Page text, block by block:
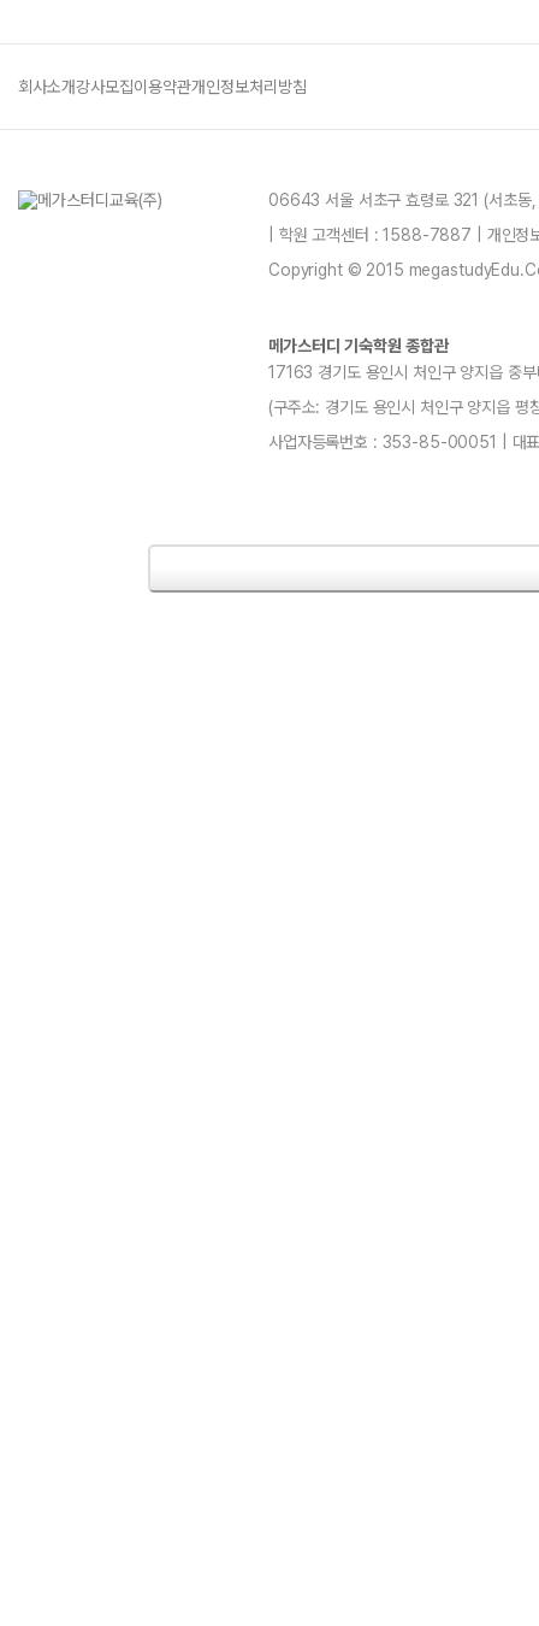
회사소개강사모집이용약관개인정보처리방침
06643 서울 서초구 효령로 321 (서초
| 학원 고객센터 : 1588-7887 | 개인
Copyright © 2015
메가스터디 기숙학원 종합관
17163 경기도 용인시 처인구 양지읍 중
(구주소: 경기도 용인시 처인구 양지
사업자등록번호 : 353-85-00051 | 대표